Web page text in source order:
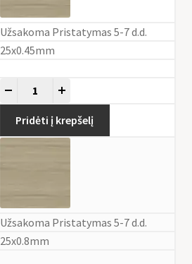
Užsakoma Pristatymas 5-7 d.d.
25x0.45mm
Pridėti į krepšelį
Užsakoma Pristatymas 5-7 d.d.
25x0.8mm